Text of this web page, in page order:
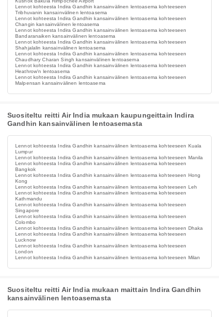
Lennot kohteesta Indira Gandhin kansainvälinen lentoasema kohteeseen
Tribhuvanin kansainvälinen lentoasema
Lennot kohteesta Indira Gandhin kansainvälinen lentoasema kohteeseen
Changin kansainvälinen lentoasema
Lennot kohteesta Indira Gandhin kansainvälinen lentoasema kohteeseen
Bandaranaiken kansainvälinen lentoasema
Lennot kohteesta Indira Gandhin kansainvälinen lentoasema kohteeseen
Shahjalalin kansainvälinen lentoasema
Lennot kohteesta Indira Gandhin kansainvälinen lentoasema kohteeseen
Chaudhary Charan Singh kansainvälinen lentoasema
Lennot kohteesta Indira Gandhin kansainvälinen lentoasema kohteeseen
Heathrow'n lentoasema
Lennot kohteesta Indira Gandhin kansainvälinen lentoasema kohteeseen
Malpensan kansainvälinen lentoasema
Suositeltu reitti Air India mukaan kaupungeittain Indira
Gandhin kansainvälinen lentoasemasta
Lennot kohteesta Indira Gandhin kansainvälinen lentoasema kohteeseen Kuala
Lumpur
Lennot kohteesta Indira Gandhin kansainvälinen lentoasema kohteeseen Manila
Lennot kohteesta Indira Gandhin kansainvälinen lentoasema kohteeseen
Bangkok
Lennot kohteesta Indira Gandhin kansainvälinen lentoasema kohteeseen Hong
Kong
Lennot kohteesta Indira Gandhin kansainvälinen lentoasema kohteeseen Leh
Lennot kohteesta Indira Gandhin kansainvälinen lentoasema kohteeseen
Kathmandu
Lennot kohteesta Indira Gandhin kansainvälinen lentoasema kohteeseen
Singapore
Lennot kohteesta Indira Gandhin kansainvälinen lentoasema kohteeseen
Colombo
Lennot kohteesta Indira Gandhin kansainvälinen lentoasema kohteeseen Dhaka
Lennot kohteesta Indira Gandhin kansainvälinen lentoasema kohteeseen
Lucknow
Lennot kohteesta Indira Gandhin kansainvälinen lentoasema kohteeseen
London
Lennot kohteesta Indira Gandhin kansainvälinen lentoasema kohteeseen Milan
Suositeltu reitti Air India mukaan maittain Indira Gandhin
kansainvälinen lentoasemasta